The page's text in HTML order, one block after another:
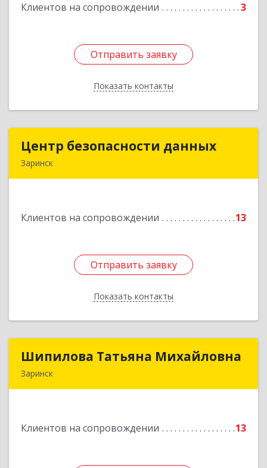
Клиентов на сопровождении 3
Отправить заявку
Показать контакты
Отправить заявку
Назад
Центр безопасности данных
Заринск
Клиентов на сопровождении 13
Отправить заявку
Показать контакты
Центр безопасности данных
Подробнее
Отправить заявку
Назад
Шипилова Татьяна Михайловна
Заринск
Клиентов на сопровождении 13
Шипилова Татьяна Михайловна